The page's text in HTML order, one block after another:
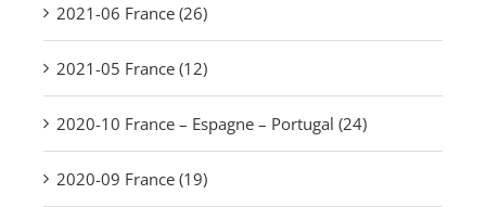
2021-06 France (26)
2021-05 France (12)
2020-10 France – Espagne – Portugal (24)
2020-09 France (19)